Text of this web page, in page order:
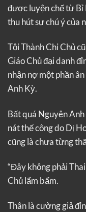
được luyện chế từ Bỉ
thu hút sự chú ý của
Tội Thành Chi Chủ
Giáo Chủ đại danh
nhận nợ một phần
Anh Kỳ.
Bất quá Nguyên
nát thế công do Dị
cũng là chưa từng
“Đây không phải
Chủ lẩm bẩm.
Thân là cường giả